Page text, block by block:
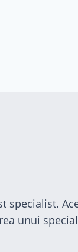
specialist.
unui